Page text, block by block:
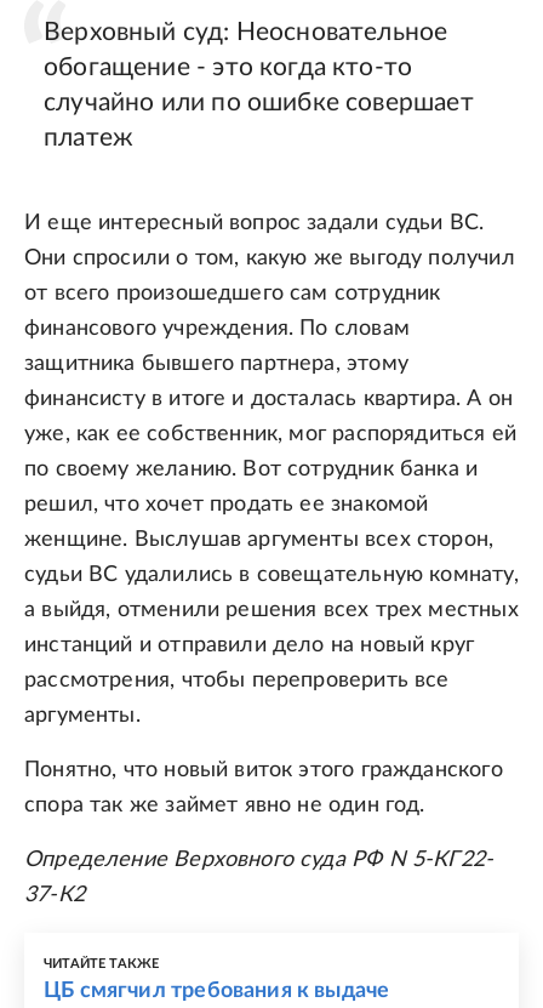
Верховный суд: Неосновательное
обогащение - это когда кто-то
случайно или по ошибке совершает
платеж
И еще интересный вопрос задали судьи ВС.
Они спросили о том, какую же выгоду получил
от всего произошедшего сам сотрудник
финансового учреждения. По словам
защитника бывшего партнера, этому
финансисту в итоге и досталась квартира. А он
уже, как ее собственник, мог распорядиться ей
по своему желанию. Вот сотрудник банка и
решил, что хочет продать ее знакомой
женщине. Выслушав аргументы всех сторон,
судьи ВС удалились в совещательную комнату,
а выйдя, отменили решения всех трех местных
инстанций и отправили дело на новый круг
рассмотрения, чтобы перепроверить все
аргументы.
Понятно, что новый виток этого гражданского
спора так же займет явно не один год.
Определение Верховного суда РФ N 5-КГ22-
37-К2
ЧИТАЙТЕ ТАКЖЕ
ЦБ смягчил требования к выдаче